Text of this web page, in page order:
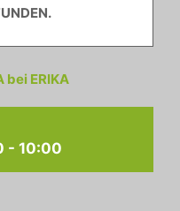
bei ERIKA
- 10:00